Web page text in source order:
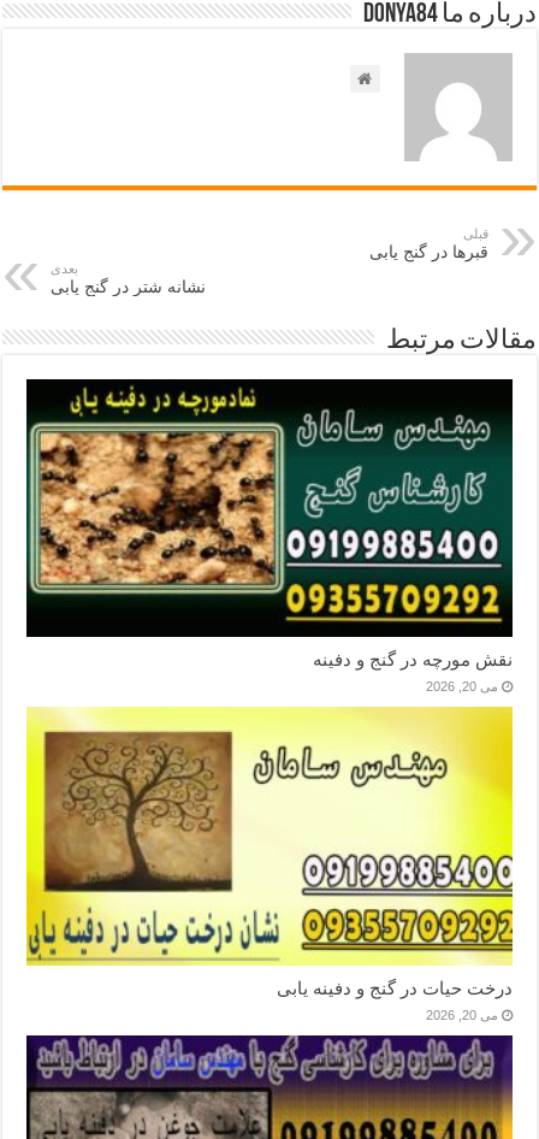
درباره ما Donya84
قبلی
قبرها در گنج یابی
بعدی
نشانه شتر در گنج یابی
مقالات مرتبط
نقش مورچه در گنج و دفینه
می 20, 2026
درخت حیات در گنج و دفینه یابی
می 20, 2026